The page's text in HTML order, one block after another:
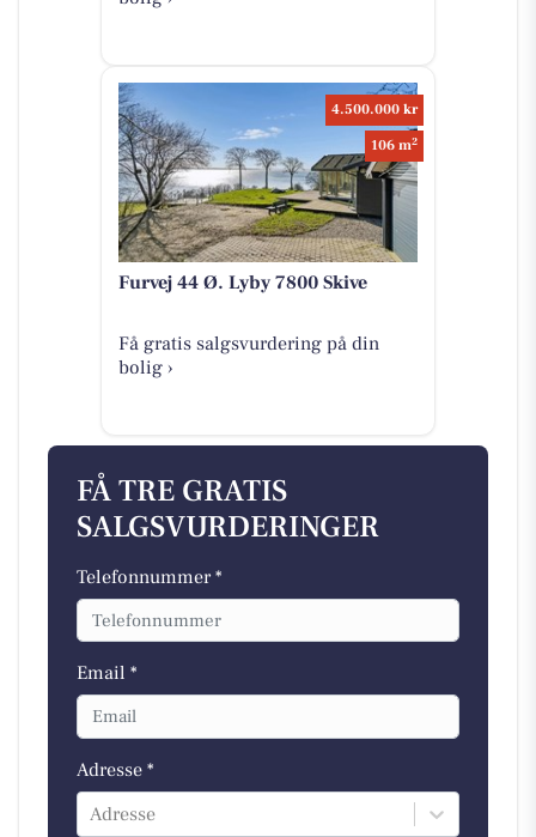
4.500.000 kr
106 m2
Furvej 44 Ø. Lyby 7800 Skive
Få gratis salgsvurdering på din
bolig ›
FÅ TRE GRATIS
SALGSVURDERINGER
Telefonnummer *
Email *
Adresse *
Adresse